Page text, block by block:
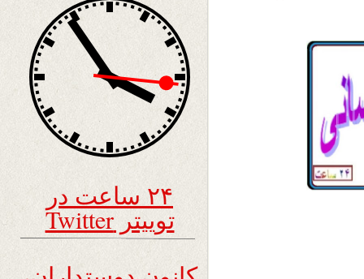
۲۴ ساعت در
توییتر Twitter